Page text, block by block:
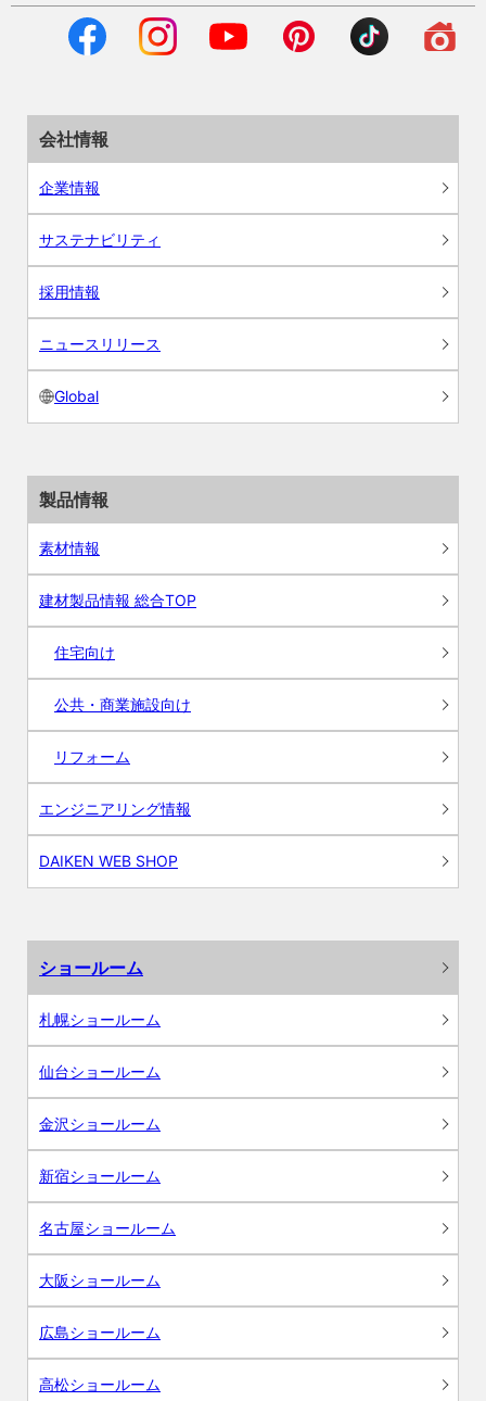
会社情報
企業情報
サステナビリティ
採用情報
ニュースリリース
Global
製品情報
素材情報
建材製品情報 総合TOP
住宅向け
公共・商業施設向け
リフォーム
エンジニアリング情報
DAIKEN WEB SHOP
ショールーム
札幌ショールーム
仙台ショールーム
金沢ショールーム
新宿ショールーム
名古屋ショールーム
大阪ショールーム
広島ショールーム
高松ショールーム